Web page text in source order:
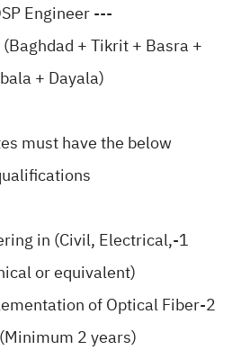
--- OSP Engineer ---
+ Tikrit + Basra +
+ Dayala)
must have the below
in (Civil, Electrical,
or equivalent).
of Optical Fiber
2 years).